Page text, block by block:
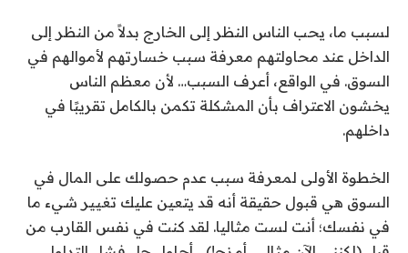
لسبب ما، يحب الناس النظر إلى الخارج بدلاً من النظر إلى
الداخل عند محاولتهم معرفة سبب خسارتهم لأموالهم في
السوق. في الواقع، أعرف السبب… لأن معظم الناس
يخشون الاعتراف بأن المشكلة تكمن بالكامل تقريبًا في
داخلهم.
الخطوة الأولى لمعرفة سبب عدم حصولك على المال في
السوق هي قبول حقيقة أنه قد يتعين عليك تغيير شيء ما
في نفسك؛ أنت لست مثاليا. لقد كنت في نفس القارب من